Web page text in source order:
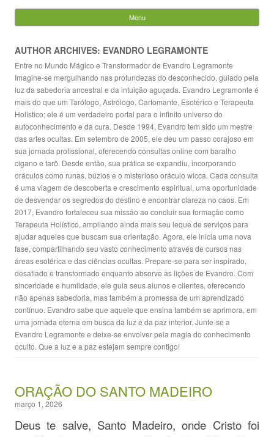
Evandro Legramonte
por:
Menu
AUTHOR ARCHIVES: EVANDRO LEGRAMONTE
Entre no Mundo Mágico e Transformador de Evandro Legramonte
Imagine-se mergulhando nas profundezas do desconhecido, guiado pela
luz da sabedoria ancestral e da intuição aguçada. Evandro Legramonte é
mais do que um Tarólogo, Astrólogo, Cartomante, Esotérico e Terapeuta
Holístico; ele é um verdadeiro portal para o infinito universo do
autoconhecimento e da cura. Desde 1994, Evandro tem sido um mestre
das artes ocultas. Em setembro de 2005, ele deu um passo corajoso em
sua jornada profissional, oferecendo consultas online com baralho
cigano e tarô. Desde então, sua prática se expandiu, incorporando
oráculos como runas, búzios e o misterioso oráculo wicca. Cada consulta
é uma viagem de descoberta e crescimento espiritual, uma oportunidade
de desvendar os segredos do destino e encontrar clareza no caos. Em
2017, Evandro fortaleceu sua missão ao concluir sua formação como
Terapeuta Holístico, ampliando ainda mais seu leque de serviços para
ajudar aqueles que buscam sua orientação. Agora, ele inicia uma nova
fase, compartilhando seu vasto conhecimento através de cursos nas
áreas esotérica e das ciências ocultas. Prepare-se para ser inspirado,
desafiado e transformado enquanto absorve as lições de Evandro. Com
sinceridade e humildade, ele guia seus alunos e clientes, oferecendo
não apenas sabedoria, mas também a promessa de um aprendizado
contínuo. Evandro sabe que aquele que ensina também se aprimora, em
uma jornada eterna em busca da luz e da paz interior. Junte-se a
Evandro Legramonte e deixe-se envolver pela magia do conhecimento
oculto. Que a luz e a paz estejam sempre contigo!
ORAÇÃO DO SANTO MADEIRO
março 1, 2026
Deus te salve, Santo Madeiro, onde Cristo foi